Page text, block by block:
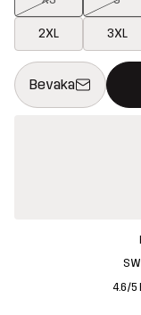
2XL 3XL
Bevaka
Denna knapp
{{size}} inte tillgänglig
4.6/5